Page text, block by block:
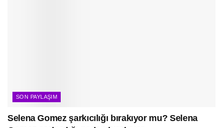
SON PAYLAŞIM
Selena Gomez şarkıcılığı bırakıyor mu? Selena